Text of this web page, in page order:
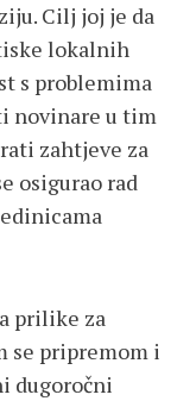
Cilj joj je da
lokalnih
s problemima
novinare u tim
zahtjeve za
osigurao rad
prilike za
se pripremom i
dugoročni